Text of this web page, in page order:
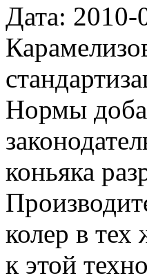
Дата: 2010-
Нормы
коньяка
колер в тех
к этой